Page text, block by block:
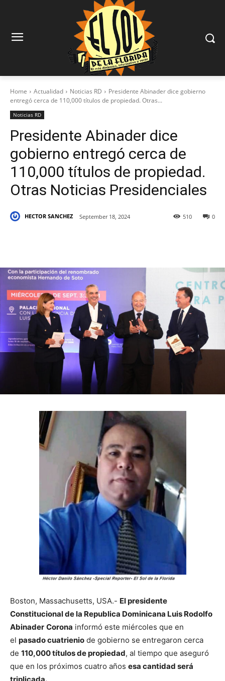
Home Actualidad Noticias RD
Presidente Abinader dice gobierno
entregó cerca de 110,000 títulos de propiedad. Otras...
Noticias RD
Presidente Abinader dice
gobierno entregó cerca de
110,000 títulos de propiedad.
Otras Noticias Presidenciales
HECTOR SANCHEZ September 18, 2024 0
510
Boston, Massachusetts, USA.- El presidente
Constitucional de la Republica Dominicana Luis Rodolfo
Abinader Corona informó este miércoles que en
el pasado cuatrienio de gobierno se entregaron cerca
de 110,000 títulos de propiedad, al tiempo que aseguró
que en los próximos cuatro años esa cantidad será